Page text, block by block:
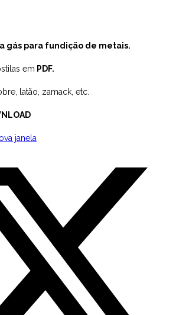
gás para fundição de metais.
em PDF.
latão, zamack, etc.
janela